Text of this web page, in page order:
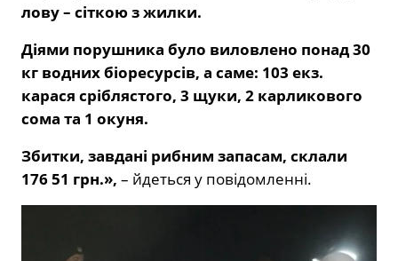
лову – сіткою з жилки.
Діями порушника було виловлено понад 30
кг водних біоресурсів, а саме: 103 екз.
карася сріблястого, 3 щуки, 2 карликового
сома та 1 окуня.
Збитки, завдані рибним запасам, склали
176 51 грн.», – йдеться у повідомленні.